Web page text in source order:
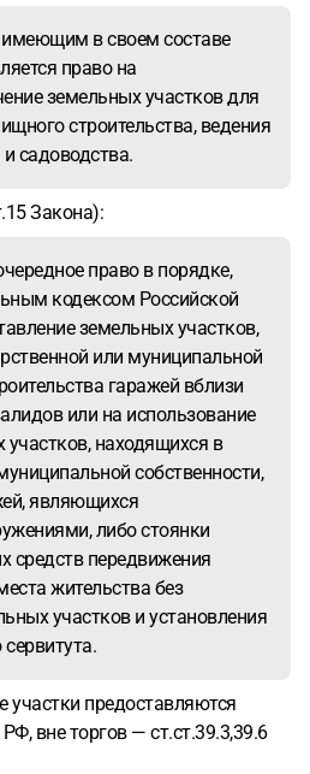
в своем составе
право на
земельных участков для
строительства, ведения
садоводства.
Закона):
право в порядке,
кодексом Российской
земельных участков,
или муниципальной
гаражей вблизи
или на использование
находящихся в
собственности,
являющихся
либо стоянки
средств передвижения
жительства без
участков и установления
участки предоставляются
вне торгов — ст.ст.39.3,39.6